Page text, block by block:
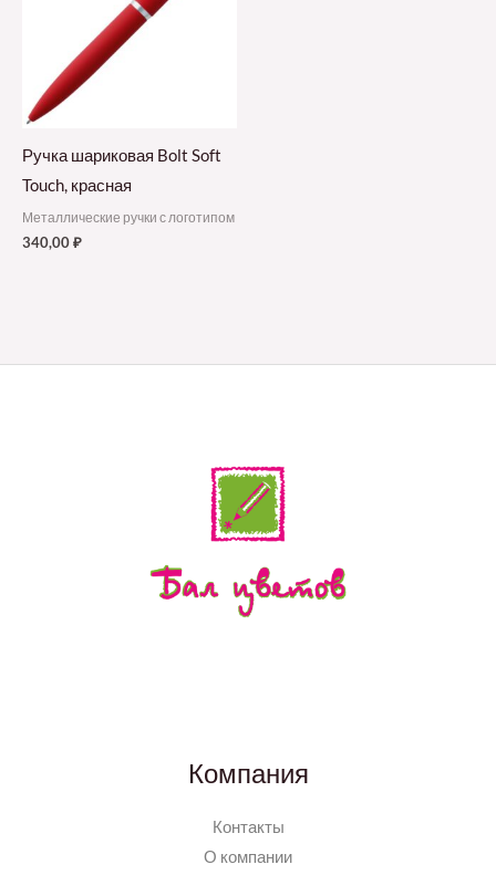
Ручка шариковая Bolt Soft
Touch, красная
Металлические ручки с логотипом
340,00₽
Компания
Контакты
О компании